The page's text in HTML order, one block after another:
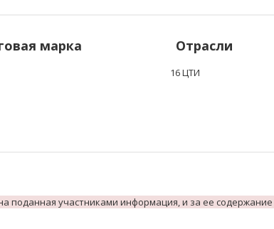
марка Отрасли
16 ЦТИ
поданная участниками информация, и за ее